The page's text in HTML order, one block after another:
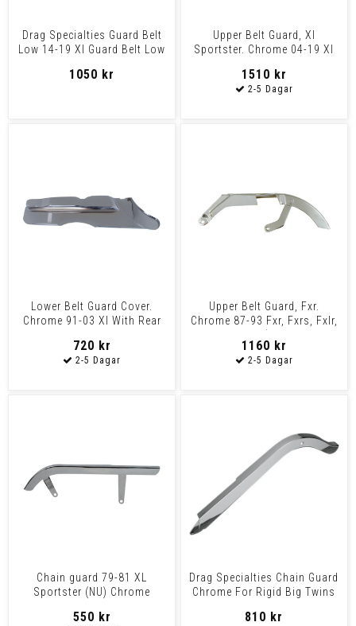
Drag Specialties Guard Belt
Low 14-19 Xl Guard Belt Low
1050 kr
Upper Belt Guard, Xl
Sportster. Chrome 04-19 Xl
1510 kr
Lower Belt Guard Cover.
Chrome 91-03 Xl With Rear
720 kr
Upper Belt Guard, Fxr.
Chrome 87-93 Fxr, Fxrs, Fxlr,
1160 kr
Chain guard 79-81 XL
Sportster (NU) Chrome
550 kr
Drag Specialties Chain Guard
Chrome For Rigid Big Twins
810 kr